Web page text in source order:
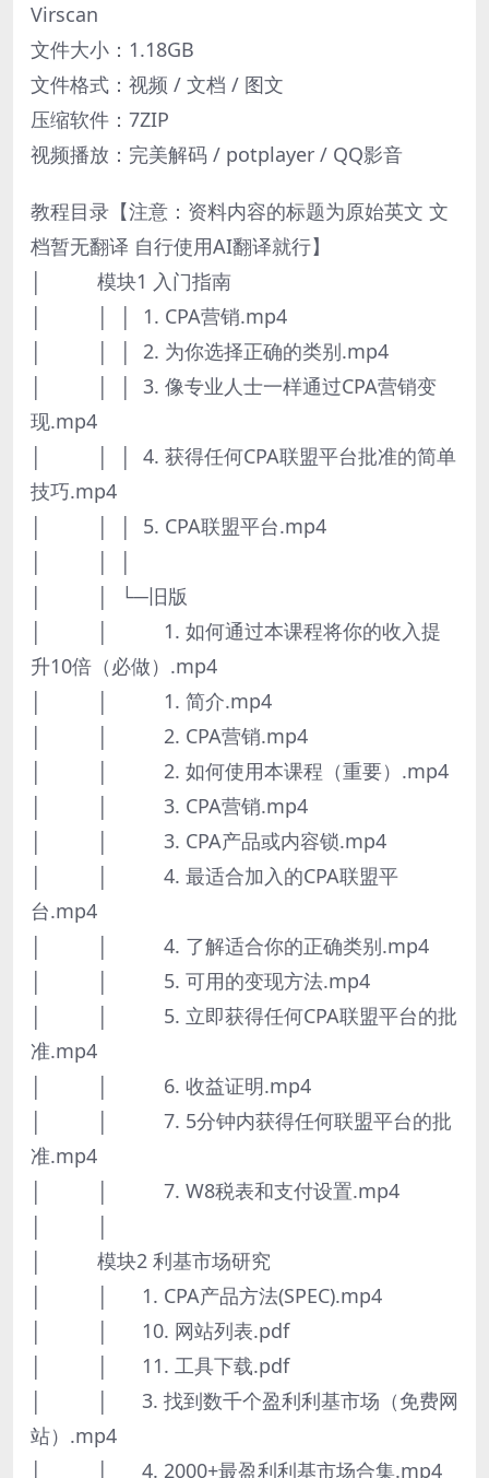
Virscan
文件大小：1.18GB
文件格式：视频 / 文档 / 图文
压缩软件：7ZIP
视频播放：完美解码 / potplayer / QQ影音
教程目录【注意：资料内容的标题为原始英文 文
档暂无翻译 自行使用AI翻译就行】
│ 模块1 入门指南
│ │ │ 1. CPA营销.mp4
│ │ │ 2. 为你选择正确的类别.mp4
│ │ │ 3. 像专业人士一样通过CPA营销变
现.mp4
│ │ │ 4. 获得任何CPA联盟平台批准的简单
技巧.mp4
│ │ │ 5. CPA联盟平台.mp4
│ │ └─旧版
│ │ 1. 如何通过本课程将你的收入提
升10倍（必做）.mp4
│ │ 1. 简介.mp4
│ │ 2. CPA营销.mp4
│ │ 2. 如何使用本课程（重要）.mp4
│ │ 3. CPA营销.mp4
│ │ 3. CPA产品或内容锁.mp4
│ │ 4. 最适合加入的CPA联盟平
台.mp4
│ │ 4. 了解适合你的正确类别.mp4
│ │ 5. 可用的变现方法.mp4
│ │ 5. 立即获得任何CPA联盟平台的批
准.mp4
│ │ 6. 收益证明.mp4
│ │ 7. 5分钟内获得任何联盟平台的批
准.mp4
│ │ 7. W8税表和支付设置.mp4
│ 模块2 利基市场研究
│ │ 1. CPA产品方法(SPEC).mp4
│ │ 10. 网站列表.pdf
│ │ 11. 工具下载.pdf
│ │ 3. 找到数千个盈利利基市场（免费网
站）.mp4
│ │ 4. 2000+最盈利利基市场合集.mp4